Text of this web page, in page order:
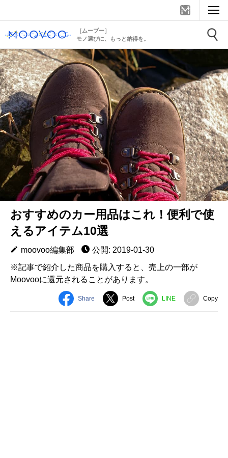
［ムーブー］
モノ選びに、もっと納得を。
おすすめのカー用品はこれ！便利で使
えるアイテム10選
moovoo編集部
公開: 2019-01-30
※記事で紹介した商品を購入すると、売上の一部が
Moovooに還元されることがあります。
Share Post LINE Copy